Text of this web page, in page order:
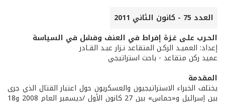
العدد 75 - كانون الثاني 2011
الحـرب علـى غـزة إفراط في العنف وفشل في السياسة
إعداد: العميـد الركـن المتقاعد نـزار عبـد القـادر
عميد ركن متقاعد - باحث استراتيجي
المقدمة
يختلف الخبراء الاستراتيجيون والعسكريون حول اعتبار القتال الذي جرى
بين إسرائيل و«حماس» بين 27 كانون الأول /ديسمبر العام 2008 و18